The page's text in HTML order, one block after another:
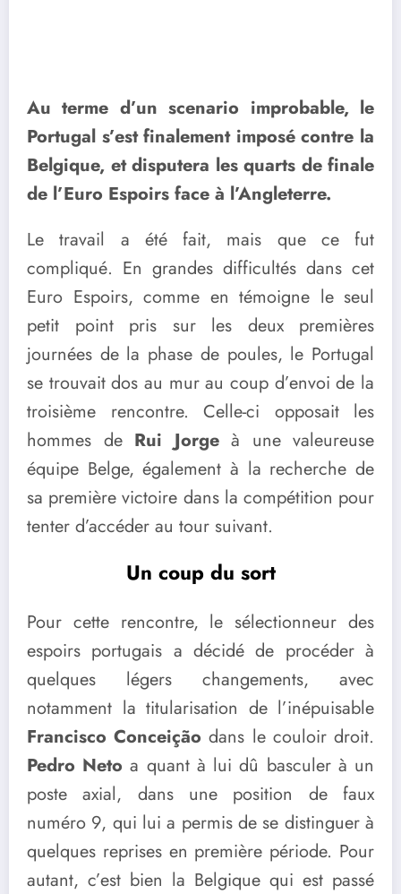
Au terme d’un scenario improbable, le
Portugal s’est finalement imposé contre la
Belgique, et disputera les quarts de finale
de l’Euro Espoirs face à l’Angleterre.
Le travail a été fait, mais que ce fut
compliqué. En grandes difficultés dans cet
Euro Espoirs, comme en témoigne le seul
petit point pris sur les deux premières
journées de la phase de poules, le Portugal
se trouvait dos au mur au coup d’envoi de la
troisième rencontre. Celle-ci opposait les
hommes de Rui Jorgeà une valeureuse
équipe Belge, également à la recherche de
sa première victoire dans la compétition pour
tenter d’accéder au tour suivant.
Un coup du sort
Pour cette rencontre, le sélectionneur des
espoirs portugais a décidé de procéder à
quelques légers changements, avec
notamment la titularisation de l’inépuisable
Francisco Conceição dans le couloir droit.
Pedro Neto a quant à lui dû basculer à un
poste axial, dans une position de faux
numéro 9, qui lui a permis de se distinguer à
quelques reprises en première période. Pour
autant, c’est bien la Belgique qui est passé